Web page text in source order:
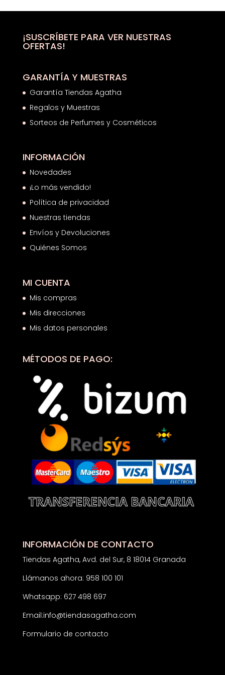
era:
es:
¡SUSCRÍBETE PARA VER NUESTRAS
OFERTAS!
GARANTÍA Y MUESTRAS
Garantía Tiendas Agatha
Regalos y Muestras
Sorteos de Perfumes y Cosméticos
INFORMACIÓN
Novedades
¡Lo más vendido!
Política de privacidad
Nuestras tiendas
Envíos y Devoluciones
Quiénes Somos
MI CUENTA
Mis compras
Mis direcciones
Mis datos personales
MÉTODOS DE PAGO:
INFORMACIÓN DE CONTACTO
Tiendas Agatha, Avd. del Sur, 8 18014 Granada
Llámanos ahora: 958 100 101
Whatsapp: 627 498 697
Email:info@tiendasagatha.com
Formulario de contacto